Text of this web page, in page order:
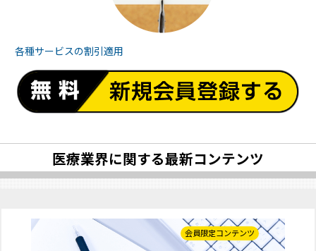
各種サービスの割引適用
医療業界に関する最新コンテンツ
会員限定コンテンツ